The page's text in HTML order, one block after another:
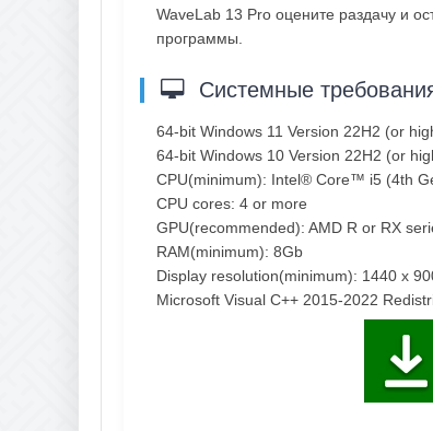
WaveLab 13 Pro оцените раздачу и
программы.
Системные
64-bit Windows 11 Version 22H2 (or
64-bit Windows 10 Version 22H2 (or
CPU(minimum): Intel® Core™ i5 (4th
CPU cores: 4 or more
GPU(recommended): AMD R or RX
RAM(minimum): 8Gb
Display resolution(minimum): 1440 x
Microsoft Visual C++ 2015-2022